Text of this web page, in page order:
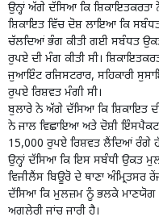
ਉਨ੍ਹਾਂ ਅੱਗੇ ਦੱਸਿਆ ਕਿ
ਸ਼ਿਕਾਇਤ ਵਿੱਚ ਦੋਸ਼ ਲਾਇਆ ਕਿ
ਚੱਲਦਿਆਂ ਭੰਗ ਕੀਤੀ ਗਈ ਸਬੰਧਤ
ਰੁਪਏ ਦੀ ਮੰਗ ਕੀਤੀ ਸੀ।
ਜੁਆਇੰਟ ਰਜਿਸਟਰਾਰ, ਸਹਿਕਾਰੀ
ਰੁਪਏ ਰਿਸ਼ਵਤ ਮੰਗੀ ਸੀ।
ਬੁਲਾਰੇ ਨੇ ਅੱਗੇ ਦੱਸਿਆ ਕਿ ਸ਼ਿਕਾਇਤ
ਨੇ ਜਾਲ ਵਿਛਾਇਆ ਅਤੇ ਦੋਸ਼ੀ ਇੰਸਪੈਕਟਰ
15,000 ਰੁਪਏ ਰਿਸ਼ਵਤ ਲੈਂਦਿਆਂ ਰੰਗੇ
ਉਨ੍ਹਾਂ ਦੱਸਿਆ ਕਿ ਇਸ ਸਬੰਧੀ ਉਕਤ
ਵਿਜੀਲੈਂਸ ਬਿਊਰੋ ਦੇ ਥਾਣਾ ਅੰਮ੍ਰਿਤਸਰ
ਦੱਸਿਆ ਕਿ ਮੁਲਜ਼ਮ ਨੂੰ ਭਲਕੇ ਮਾਣਯੋਗ
ਅਗਲੇਰੀ ਜਾਂਚ ਜਾਰੀ ਹੈ।